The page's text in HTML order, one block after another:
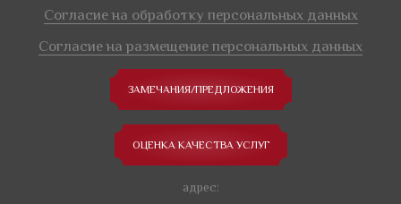
Согласие на обработку персональных данных
Согласие на размещение персональных данных
ЗАМЕЧАНИЯ/ПРЕДЛОЖЕНИЯ
ОЦЕНКА КАЧЕСТВА УСЛУГ
адрес: